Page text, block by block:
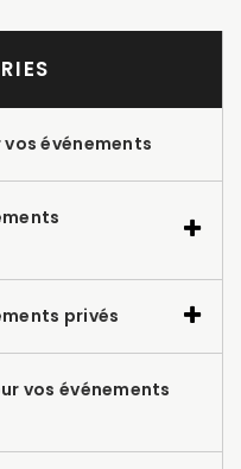
événements
privés
vos événements